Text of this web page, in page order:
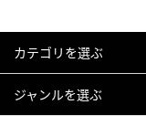
カテゴリを選ぶ
ジャンルを選ぶ